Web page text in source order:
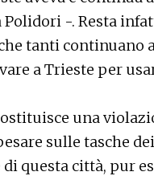
-. Resta
tanti continuano
a Trieste per
una
sulle tasche
questa città, pur